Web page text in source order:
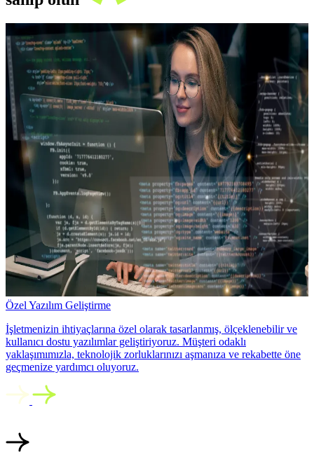
Özel Yazılım Geliştirme
İşletmenizin ihtiyaçlarına özel olarak tasarlanmış, ölçeklenebilir ve
kullanıcı dostu yazılımlar geliştiriyoruz. Müşteri odaklı
yaklaşımımızla, teknolojik zorluklarınızı aşmanıza ve rekabette öne
geçmenize yardımcı oluyoruz.